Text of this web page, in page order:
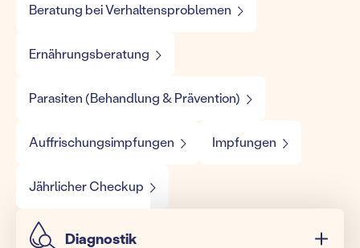
Beratung bei Verhaltensproblemen
Ernährungsberatung
Parasiten (Behandlung & Prävention)
Auffrischungsimpfungen Impfungen
Jährlicher Checkup
Diagnostik